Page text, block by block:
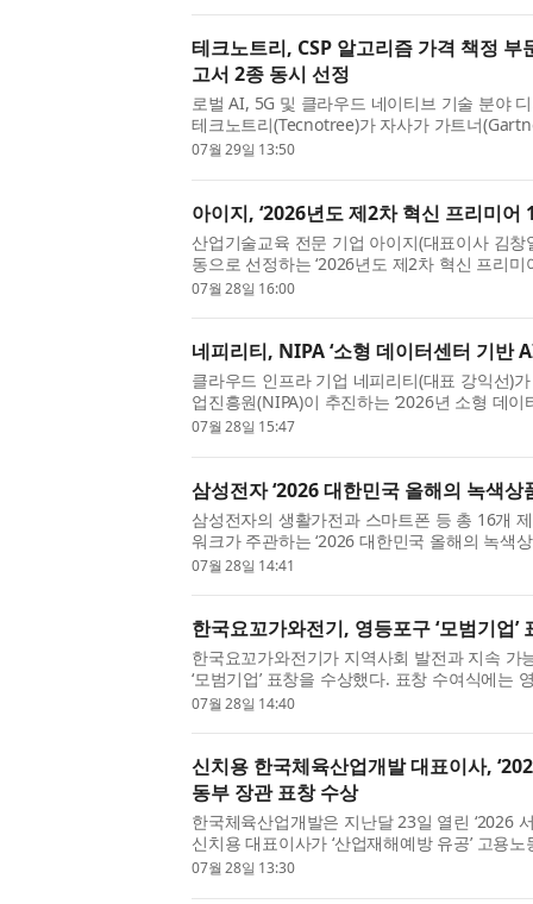
테크노트리, CSP 알고리즘 가격 책정
고서 2종 동시 선정
로벌 AI, 5G 및 클라우드 네이티브 기술 분야
테크노트리(Tecnotree)가 자사가 가트너
프 사이클(Hype Cycle for Emerging
07월 29일 13:50
아이지, ‘2026년도 제2차 혁신 프리미어
산업기술교육 전문 기업 아이지(대표이사 김
동으로 선정하는 ‘2026년도 제2차 혁신 프리
이번 선정으로 아이지는 2027년 말까지 정책
07월 28일 16:00
네피리티, NIPA ‘소형 데이터센터 기반
클라우드 인프라 기업 네피리티(대표 강익선)
업진흥원(NIPA)이 추진하는 ‘2026년 소형 데
지원사업’의 주관기관으로 최종 선정됐다고 밝
07월 28일 15:47
삼성전자 ‘2026 대한민국 올해의 녹색상
삼성전자의 생활가전과 스마트폰 등 총 16개
워크가 주관하는 ‘2026 대한민국 올해의 녹색
감 기술과 고효율 기술을 적용한 제품들이 소
07월 28일 14:41
한국요꼬가와전기, 영등포구 ‘모범기업’
한국요꼬가와전기가 지역사회 발전과 지속 가
‘모범기업’ 표창을 수상했다. 표창 수여식에는
했으며, 한국요꼬가와전기는 ‘모범기업’ 수상자
07월 28일 14:40
신치용 한국체육산업개발 대표이사,
동부 장관 표창 수상
한국체육산업개발은 지난달 23일 열린 ‘2026
신치용 대표이사가 ‘산업재해예방 유공’ 고용
산업재해예방 유공 포상은 고용노동부 주관으
07월 28일 13:30